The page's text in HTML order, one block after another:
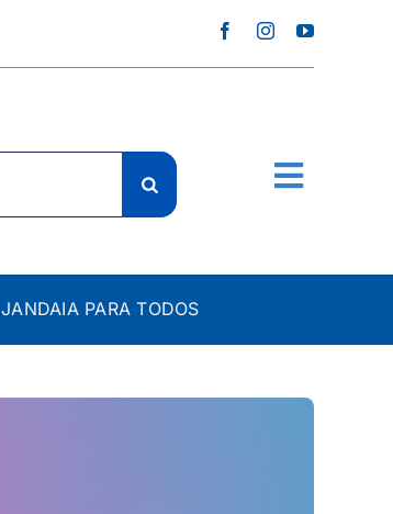
JANDAIA PARA TODOS